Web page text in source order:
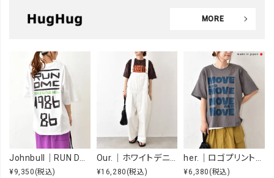
MORE
Johnbull｜RUN DMC RAISING HELL Tee [[JT263C39]][C]
¥9,350 (税込)
Our.｜ホワイトデニムオーバーオール [[Our-022-1]][C]
¥16,280 (税込)
her.｜ロゴプリントTee [[MTAH604-0721]][C]
¥6,380 (税込)